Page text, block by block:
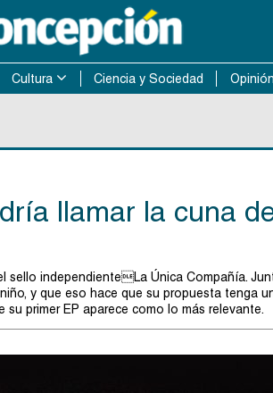
Cultura Ciencia y Sociedad Opinión
llamar la cuna
sello independienteLa Única Compañía.
y que eso hace que su propuesta tenga
primer EP aparece como lo más relevante.